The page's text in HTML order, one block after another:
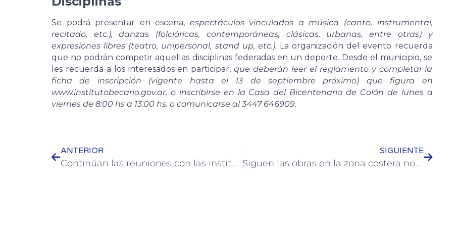
Se podrá presentar en escena, espectáculos vinculados a música (canto, instrumental,
recitado, etc.), danzas (folclóricas, contemporáneas, clásicas, urbanas, entre otras) y
expresiones libres (teatro, unipersonal, stand up, etc.). La organización del evento recuerda
que no podrán competir aquellas disciplinas federadas en un deporte. Desde el municipio, se
les recuerda a los interesados en participar,que deberán leer el reglamento y completar la
ficha de inscripción (vigente hasta el 13 de septiembre próximo) que figura en
www.institutobecario.gov.ar, o inscribirse en la Casa del Bicentenario de Colón de lunes a
viernes de 8:00 hs a 13:00 hs. o comunicarse al 3447 646909.
ANTERIOR
Continúan las reuniones con las instituciones que conforman el Co.A.Tur
SIGUIENTE
Siguen las obras en la zona costera norte y los trabajos previos para el asfaltado de Ferrari